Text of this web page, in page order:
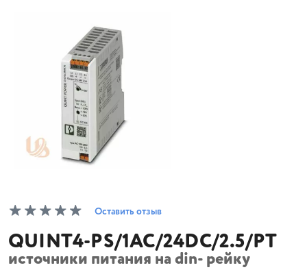
Оставить отзыв
QUINT4-PS/1AC/24DC/2.5/PT
источники питания на din- рейку